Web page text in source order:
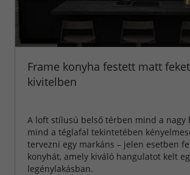
Frame konyha festett matt
kivitelben
A loft stílusú belső térben mind a nagy
mind a téglafal tekintetében
tervezni egy markáns – jelen esetben
konyhát, amely kiváló hangulatot kelt
legénylakásban.